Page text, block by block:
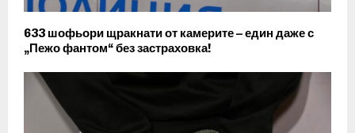
633 шофьори щракнати от камерите – един даже с
„Пежо фантом“ без застраховка!